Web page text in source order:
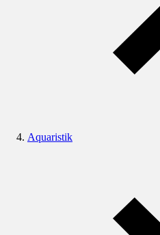
Aquaristik